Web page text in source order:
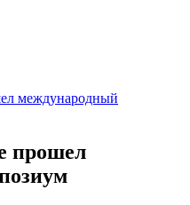
международный
прошел